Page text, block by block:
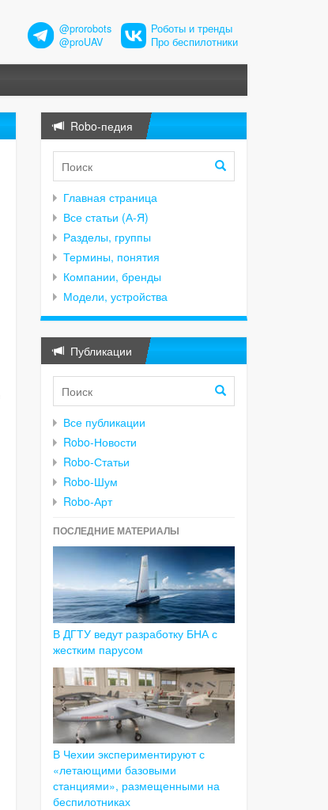
@prorobots
@proUAV
Роботы и тренды
Про беспилотники
Robo-педия
Главная страница
Все статьи (А-Я)
Разделы, группы
Термины, понятия
Компании, бренды
Модели, устройства
Публикации
Все публикации
Robo-Новости
Robo-Статьи
Robo-Шум
Robo-Арт
ПОСЛЕДНИЕ МАТЕРИАЛЫ
В ДГТУ ведут разработку БНА с
жестким парусом
В Чехии экспериментируют с
«летающими базовыми
станциями», размещенными на
беспилотниках